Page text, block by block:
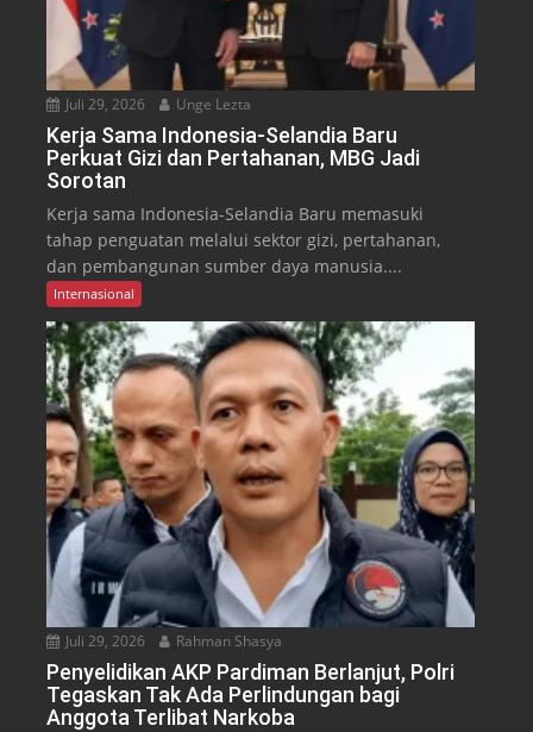
Juli 29, 2026 Unge Lezta
Kerja Sama Indonesia-Selandia Baru
Perkuat Gizi dan Pertahanan, MBG Jadi
Sorotan
Kerja sama Indonesia-Selandia Baru memasuki
tahap penguatan melalui sektor gizi, pertahanan,
dan pembangunan sumber daya manusia....
Internasional
Juli 29, 2026 Rahman Shasya
Penyelidikan AKP Pardiman Berlanjut, Polri
Tegaskan Tak Ada Perlindungan bagi
Anggota Terlibat Narkoba